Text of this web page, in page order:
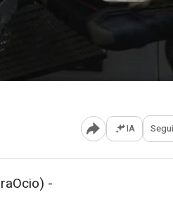
Abrir opciones para
IA
-